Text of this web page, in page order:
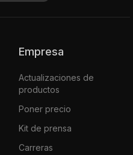
Empresa
Actualizaciones de
productos
Poner precio
Kit de prensa
Carreras